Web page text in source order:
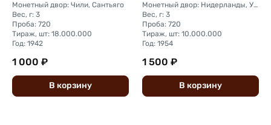
Монетный двор: Чили, Сантьяго
Вес, г: 3
Проба: 720
Тираж, шт: 18.000.000
Год: 1942
1 000 ₽
В корзину
Монетный двор: Нидерланды, Утрехт
Вес, г: 3
Проба: 720
Тираж, шт: 10.000.000
Год: 1954
1 500 ₽
В корзину